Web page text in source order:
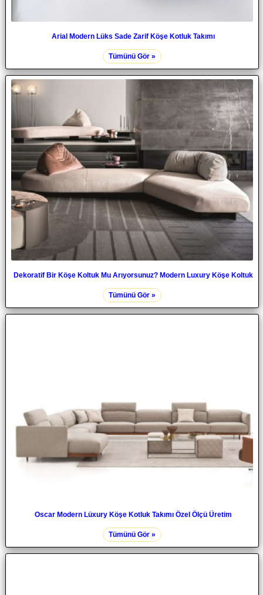
Arial Modern Lüks Sade Zarif Köşe Kotluk Takımı
Tümünü Gör »
Dekoratif Bir Köşe Koltuk Mu Arıyorsunuz? Modern Luxury Köşe Koltuk
Tümünü Gör »
Oscar Modern Lüxury Köşe Kotluk Takımı Özel Ölçü Üretim
Tümünü Gör »